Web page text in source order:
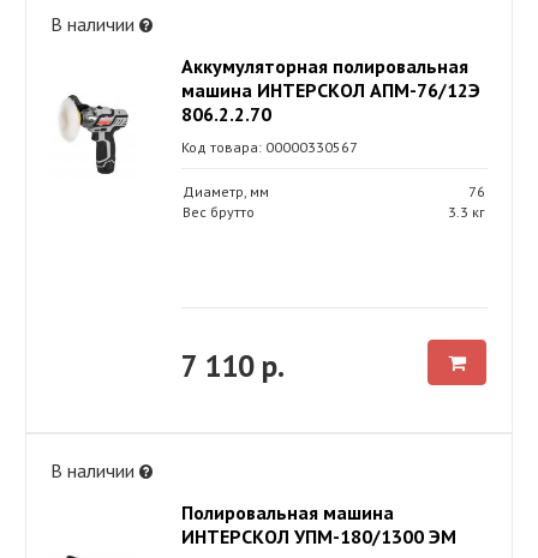
В наличии
Аккумуляторная полировальная
машина ИНТЕРСКОЛ АПМ-76/12Э
806.2.2.70
Код товара: 00000330567
Диаметр, мм
76
Вес брутто
3.3 кг
7 110 р.
В наличии
Полировальная машина
ИНТЕРСКОЛ УПМ-180/1300 ЭМ